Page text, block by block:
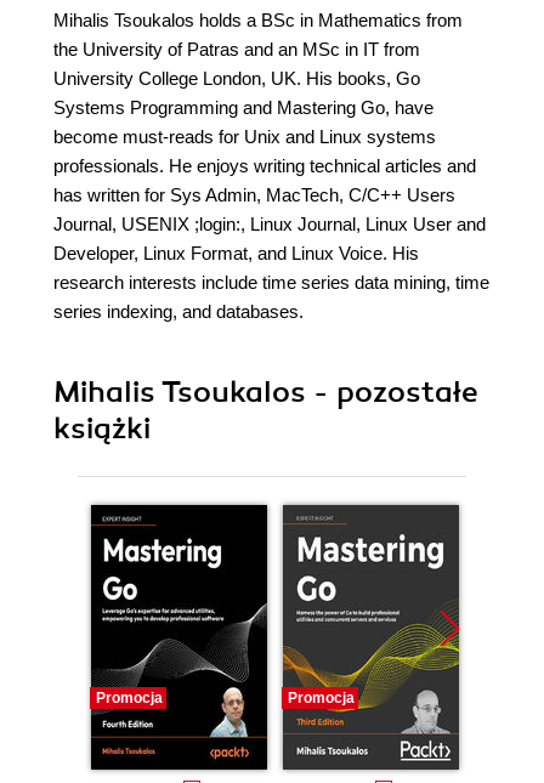
Mihalis Tsoukalos holds a BSc in Mathematics from
the University of Patras and an MSc in IT from
University College London, UK. His books, Go
Systems Programming and Mastering Go, have
become must-reads for Unix and Linux systems
professionals. He enjoys writing technical articles and
has written for Sys Admin, MacTech, C/C++ Users
Journal, USENIX ;login:, Linux Journal, Linux User and
Developer, Linux Format, and Linux Voice. His
research interests include time series data mining, time
series indexing, and databases.
Mihalis Tsoukalos - pozostałe
książki
Promocja Promocja